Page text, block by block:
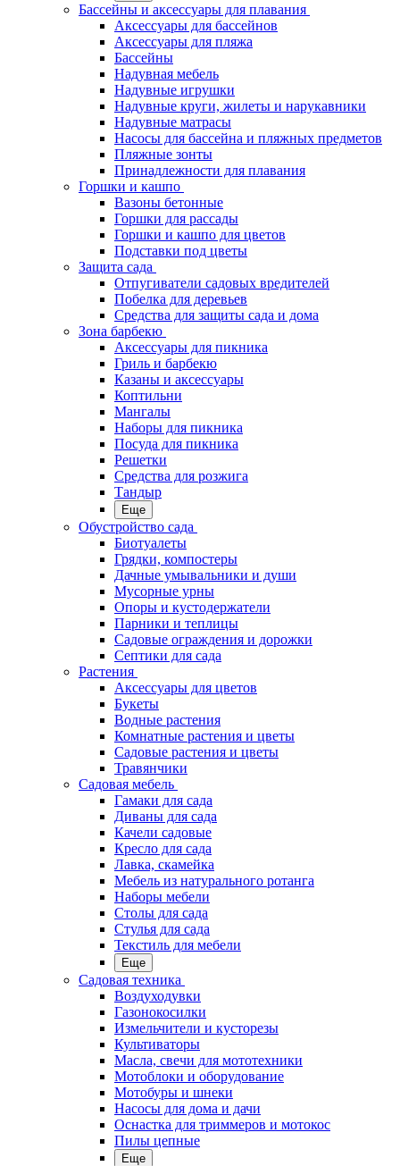
Бассейны и аксессуары для плавания
Аксессуары для бассейнов
Аксессуары для пляжа
Бассейны
Надувная мебель
Надувные игрушки
Надувные круги, жилеты и нарукавники
Надувные матрасы
Насосы для бассейна и пляжных предметов
Пляжные зонты
Принадлежности для плавания
Горшки и кашпо
Вазоны бетонные
Горшки для рассады
Горшки и кашпо для цветов
Подставки под цветы
Защита сада
Отпугиватели садовых вредителей
Побелка для деревьев
Средства для защиты сада и дома
Зона барбекю
Аксессуары для пикника
Гриль и барбекю
Казаны и аксессуары
Коптильни
Мангалы
Наборы для пикника
Посуда для пикника
Решетки
Средства для розжига
Тандыр
Еще
Обустройство сада
Биотуалеты
Грядки, компостеры
Дачные умывальники и души
Мусорные урны
Опоры и кустодержатели
Парники и теплицы
Садовые ограждения и дорожки
Септики для сада
Растения
Аксессуары для цветов
Букеты
Водные растения
Комнатные растения и цветы
Садовые растения и цветы
Травянчики
Садовая мебель
Гамаки для сада
Диваны для сада
Качели садовые
Кресло для сада
Лавка, скамейка
Мебель из натурального ротанга
Наборы мебели
Столы для сада
Стулья для сада
Текстиль для мебели
Еще
Садовая техника
Воздуходувки
Газонокосилки
Измельчители и кусторезы
Культиваторы
Масла, свечи для мототехники
Мотоблоки и оборудование
Мотобуры и шнеки
Насосы для дома и дачи
Оснастка для триммеров и мотокос
Пилы цепные
Еще